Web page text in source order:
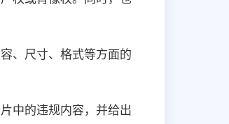
、尺寸、格式等方面的
中的违规内容，并给出